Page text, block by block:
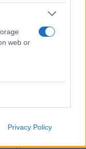
web or
Privacy Policy
εξέφρασε
πολύ θετικά
έτους 2023,
και η παροχή
τόσο θετικές
έχοντας